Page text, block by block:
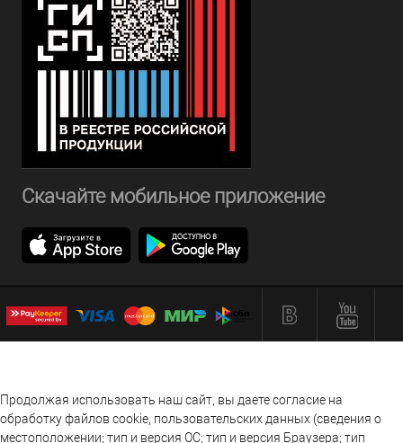
Скачайте мобильное приложение
Продолжая использовать наш сайт, вы даете согласие на
обработку файлов cookie, пользовательских данных (сведения о
местоположении; тип и версия ОС; тип и версия Браузера; тип